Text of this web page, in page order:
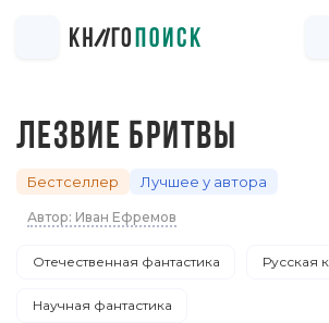
ЛЕЗВИЕ БРИТВЫ
Бестселлер Лучшее у автора
Автор: Иван Ефремов
Отечественная фантастика Русская
Научная фантастика